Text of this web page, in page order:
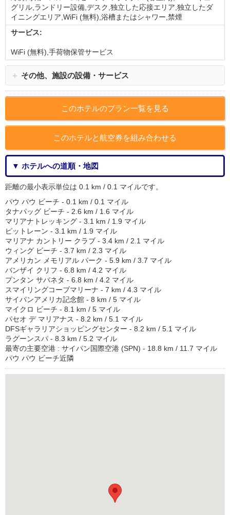
グリル,ランドリー設備,デスク,独立した応接エリア,独立したダ
イニングエリア,WiFi (無料),浴槽またはシャワー,禁煙
サービス:
WiFi (無料),手荷物保管サービス
＋ その他、施設の設備・サービス
このホテルのプラン一覧を見る
このホテルと航空券を組み合わせる
▼ ホテルへの道順・地図
距離の最小表示単位は 0.1 km / 0.1 マイルです。
パウ パウ ビーチ - 0.1 km / 0.1 マイル
タナパッグ ビーチ - 2.6 km / 1.6 マイル
マリアナトレッキング - 3.1 km / 1.9 マイル
ピットレーン - 3.1 km / 1.9 マイル
マリアナ カントリー クラブ - 3.4 km / 2.1 マイル
ウィング ビーチ - 3.7 km / 2.3 マイル
アメリカン メモリアル パーク - 5.9 km / 3.7 マイル
バンザイ クリフ - 6.8 km / 4.2 マイル
プンタン サバネタ - 6.8 km / 4.2 マイル
スマイリングコーブマリーナ - 7 km / 4.3 マイル
サイパンアメリカ記念館 - 8 km / 5 マイル
マイクロ ビーチ - 8.1 km / 5 マイル
パセオ デ マリアナス - 8.2 km / 5.1 マイル
DFSギャラリアショッピングセンター - 8.2 km / 5.1 マイル
ラグーンスパ - 8.3 km / 5.2 マイル
最寄の主要空港 : サイパン国際空港 (SPN) - 18.8 km / 11.7 マイル
パウ パウ ビーチ近隣